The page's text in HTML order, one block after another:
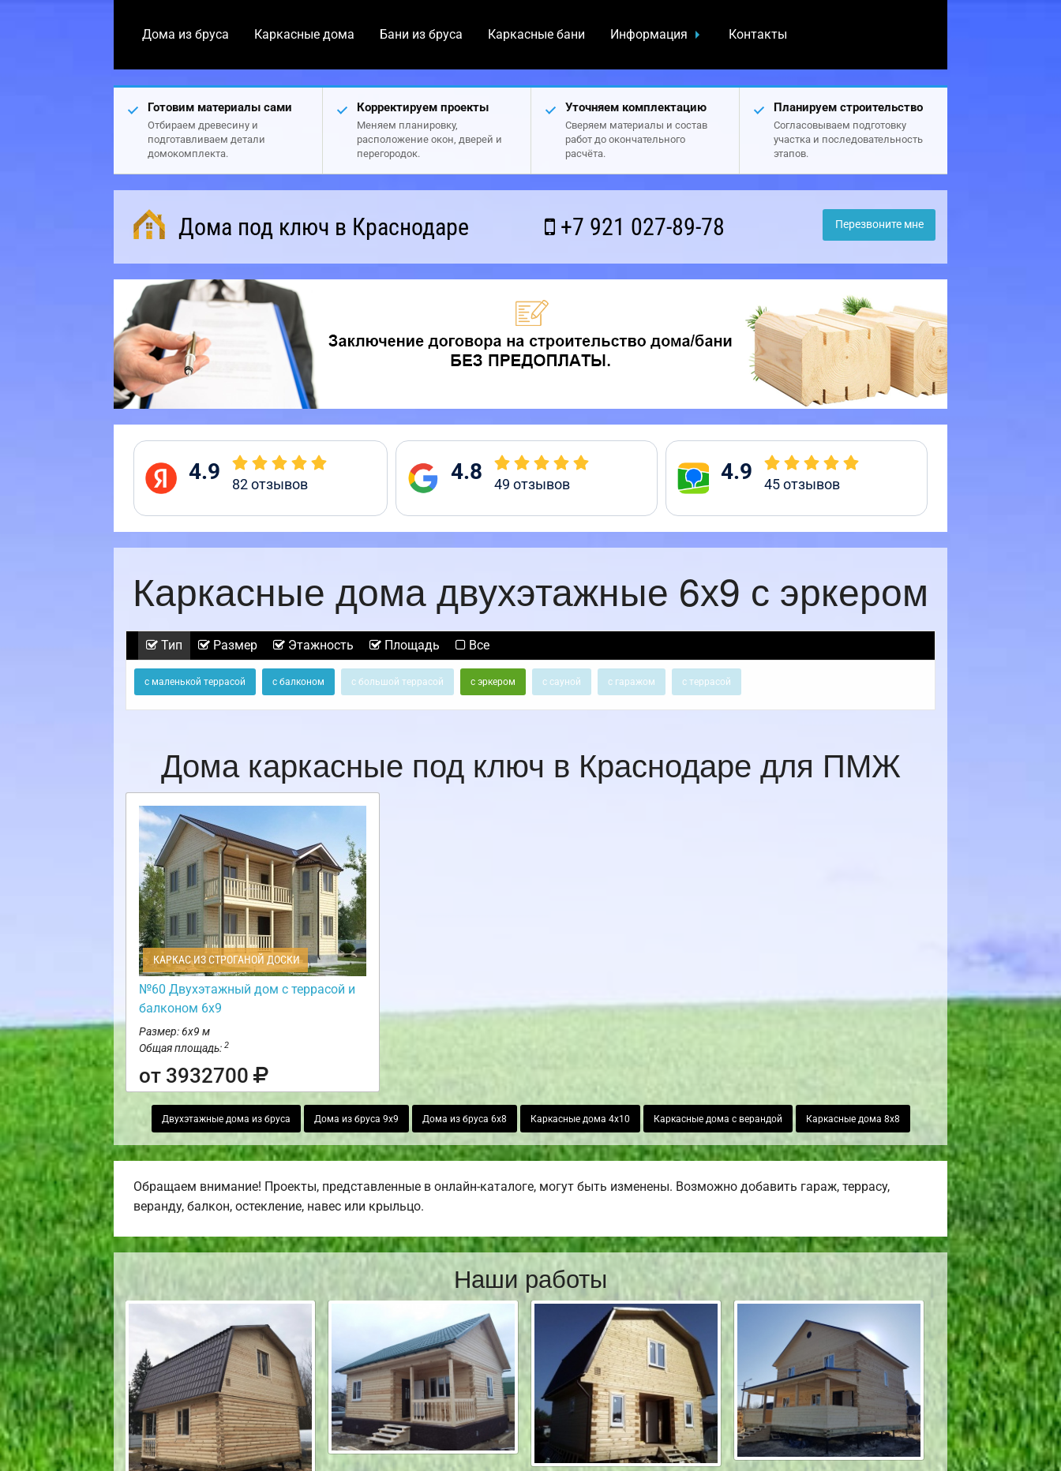
Дома из бруса Каркасные дома Бани из бруса Каркасные бани Информация Контакты
Готовим материалы сами
Отбираем древесину и
подготавливаем детали
домокомплекта.
Корректируем проекты
Меняем планировку,
расположение окон, дверей и
перегородок.
Уточняем комплектацию
Сверяем материалы и состав
работ до окончательного
расчёта.
Планируем строительство
Согласовываем подготовку
участка и последовательность
этапов.
Дома под ключ в Краснодаре +7 921 027-89-78 Перезвоните мне
4.9 82отзывов 4.8 49 отзывов 4.9 45отзывов
Каркасные дома двухэтажные 6х9 с эркером
Тип Размер Этажность Площадь Все
с маленькой террасой с балконом с большой террасой с эркером с сауной с гаражом с террасой
Дома каркасные под ключ в Краснодаре для ПМЖ
КАРКАС ИЗ СТРОГАНОЙ ДОСКИ
№60 Двухэтажный дом с террасой и
балконом 6х9
Размер: 6х9 м
Общая площадь: 2
от 3932700
Двухэтажные дома из бруса Дома из бруса 9х9 Дома из бруса 6х8 Каркасные дома 4х10 Каркасные дома с верандой Каркасные дома 8х8
Обращаем внимание! Проекты, представленные в онлайн-каталоге, могут быть изменены. Возможно добавить гараж, террасу,
веранду, балкон, остекление, навес или крыльцо.
Наши работы